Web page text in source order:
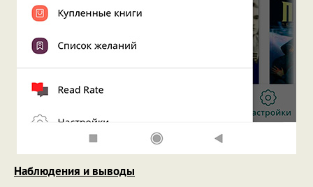
Наблюдения и выводы